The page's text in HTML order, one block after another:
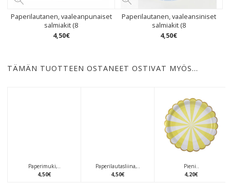
Paperilautanen, vaaleanpunaiset
salmiakit (8
4,50€
Paperilautanen, vaaleansiniset
salmiakit (8
4,50€
TÄMÄN TUOTTEEN OSTANEET OSTIVAT MYÖS…
Paperimuki,..
4,50€
Paperilautasliina,..
4,50€
Pieni..
4,20€